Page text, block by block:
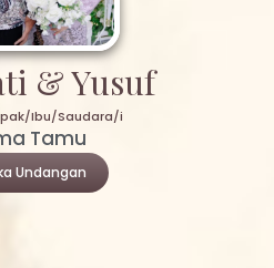
& Yusuf
Ibu/Saudara/i
Tamu
Undangan